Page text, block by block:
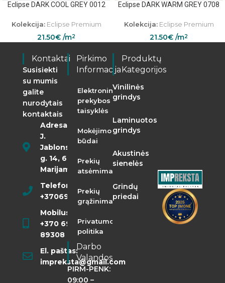
Eclipse DARK COOL GREY 0012
Kolekcija:Eclipse Premium
21.50€ /m2
Eclipse DARK WARM GREY 0708
Kolekcija:Eclipse Premium
21.50€ /m2
Kontaktai
Susisiekti
su mumis
galite
nurodytais
kontaktais
Adresas:
J.
Jablonskio
g. 14, 68290
Marijampolė
Telefonas:
+37069855400
Mobilusis:
+370 698
89308
El. paštas:
impreksta@gmail.com
Pirkimo
Informacija
Elektroninės
prekybos
taisyklės
Mokėjimo
būdai
Prekių
atsėmimas
Prekių
grąžinimas
Privatumo
politika
Darbo
Valandos
PIRM-PENK:
09:00 –
Produktų
Kategorijos
Vinilinės
grindys
Laminuotos
grindys
Akustinės
sienelės
Grindų
priedai